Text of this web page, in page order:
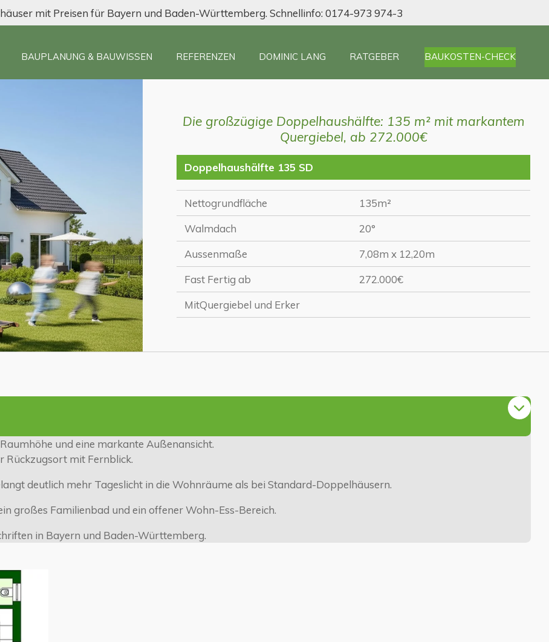
mit Preisen für Bayern und Baden-Württemberg. Schnellinfo: 0174-973 974-3
BAUPLANUNG & BAUWISSEN REFERENZEN DOMINIC LANG RATGEBER BAUKOSTEN-CHECK
Die großzügige Doppelhaushälfte: 135 m² mit markantem
Quergiebel, ab 272.000€
Doppelhaushälfte 135 SD
Nettogrundfläche
135m²
Walmdach
20°
Aussenmaße
7,08m x 12,20m
Fast Fertig ab
272.000€
MitQuergiebel und Erker
und eine markante Außenansicht.
Rückzugsort mit Fernblick.
deutlich mehr Tageslicht in die Wohnräume als bei Standard-Doppelhäusern.
großes Familienbad und ein offener Wohn-Ess-Bereich.
in Bayern und Baden-Württemberg.